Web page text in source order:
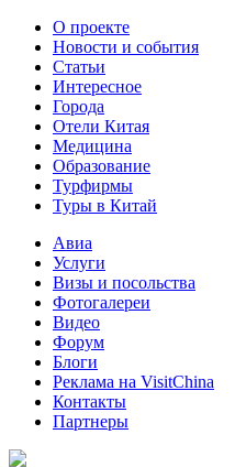
О проекте
Новости и события
Статьи
Интересное
Города
Отели Китая
Медицина
Образование
Турфирмы
Туры в Китай
Авиа
Услуги
Визы и посольства
Фотогалереи
Видео
Форум
Блоги
Реклама на VisitChina
Контакты
Партнеры